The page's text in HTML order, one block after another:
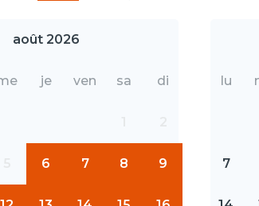
août 2026
je ven sa di
6 7 8 9
lu
7